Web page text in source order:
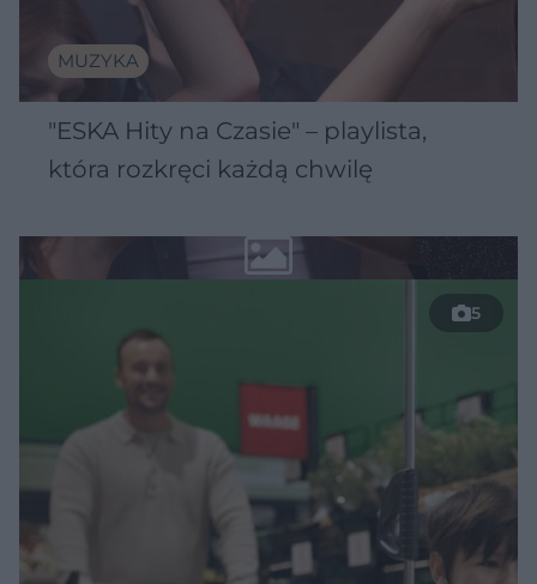
MUZYKA
"ESKA Hity na Czasie" – playlista,
która rozkręci każdą chwilę
5